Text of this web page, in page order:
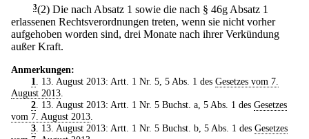
3(2) Die nach Absatz 1 sowie die nach § 46g Absatz 1
erlassenen Rechtsverordnungen treten, wenn sie nicht vorher
aufgehoben worden sind, drei Monate nach ihrer Verkündung
außer Kraft.
Anmerkungen:
1. 13. August 2013: Artt. 1 Nr. 5, 5 Abs. 1 des Gesetzes vom 7.
August 2013.
2. 13. August 2013: Artt. 1 Nr. 5 Buchst. a, 5 Abs. 1 des Gesetzes
vom 7. August 2013.
3. 13. August 2013: Artt. 1 Nr. 5 Buchst. b, 5 Abs. 1 des Gesetzes